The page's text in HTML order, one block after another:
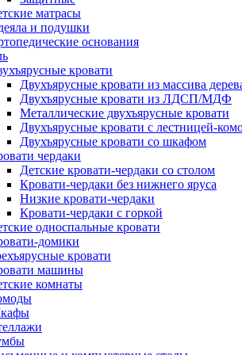
матрасы
и подушки
основания
кровати
Двухъярусные кровати из массива
Двухъярусные кровати из ЛДСП/МДФ
Металлические двухъярусные кровати
Двухъярусные кровати с лестницей-
Двухъярусные кровати со шкафом
чердаки
Детские кровати-чердаки со столом
Кровати-чердаки без нижнего яруса
Низкие кровати-чердаки
Кровати-чердаки с горкой
односпальные кровати
домики
кровати
машины
комнаты